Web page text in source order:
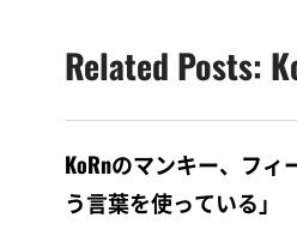
Related Posts:
KoRnのマンキー、フ
う言葉を使っている」